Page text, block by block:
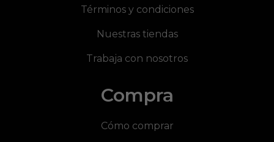
Términos y condiciones
Nuestras tiendas
Trabaja con nosotros
Compra
Cómo comprar